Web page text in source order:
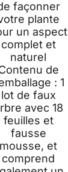
façonner
plante
un aspect
complet et
naturel
de
: 1
lot de faux
avec 18
feuilles et
fausse
mousse, et
comprend